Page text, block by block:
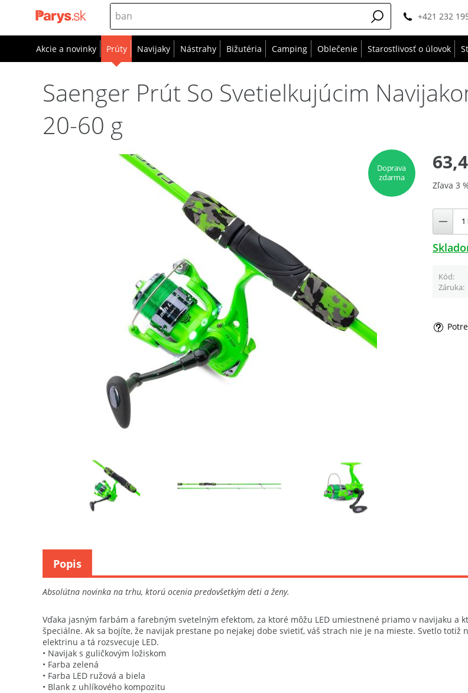
+421 232
Akcie a novinky Prúty Navijaky Nástrahy Bižutéria Camping Oblečenie Starostlivosť o úlovok
Saenger Prút So Svetielkujúcim
20-60 g
Doprava
zdarma
Zľava 3
Kód
Záruka
Absolútna novinka na trhu, ktorú ocenia predovšetkým deti a ženy.
Vďaka jasným farbám a farebným svetelným efektom, za ktoré môžu LED umiestnené priamo v navijaku
špeciálne. Ak sa bojíte, že navijak prestane po nejakej dobe svietiť, váš strach nie je na mieste. Svetlo
elektrinu a tá rozsvecuje LED.
• Navijak s guličkovým ložiskom
• Farba zelená
• Farba LED ružová a biela
• Blank z uhlíkového kompozitu
Popis